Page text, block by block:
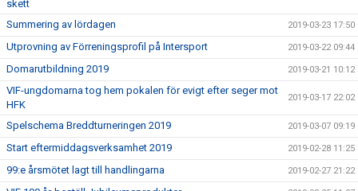
skett
Summering av lördagen 2019-03-23 17:50
Utprovning av Förreningsprofil på Intersport 2019-03-22 09:44
Domarutbildning 2019 2019-03-21 10:12
VIF-ungdomarna tog hem pokalen för evigt efter seger mot
HFK
2019-03-17 22:02
Spelschema Breddturneringen 2019 2019-03-07 09:19
Start eftermiddagsverksamhet 2019 2019-02-28 11:25
99:e årsmötet lagt till handlingarna 2019-02-27 21:22